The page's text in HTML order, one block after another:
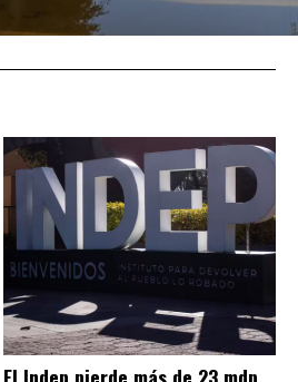
El Indep pierde más de 23 mdp